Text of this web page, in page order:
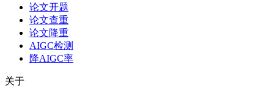
论文开题
论文查重
论文降重
AIGC检测
降AIGC率
关于